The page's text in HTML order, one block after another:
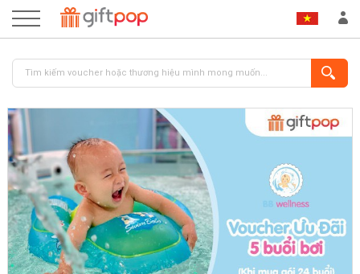
ĐĂNG NHẬP ĐĂNG KÝ